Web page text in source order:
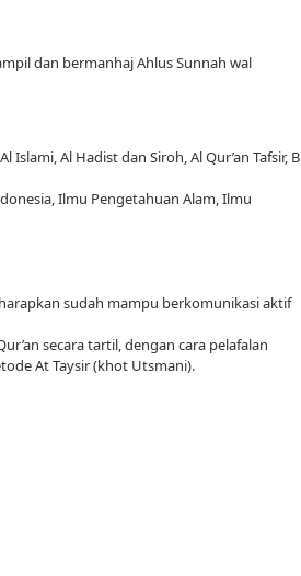
dan bermanhaj Ahlus Sunnah wal
Al Hadist dan Siroh, Al Qur’an Tafsir, B
Ilmu Pengetahuan Alam, Ilmu
sudah mampu berkomunikasi aktif
secara tartil, dengan cara pelafalan
At Taysir (khot Utsmani).